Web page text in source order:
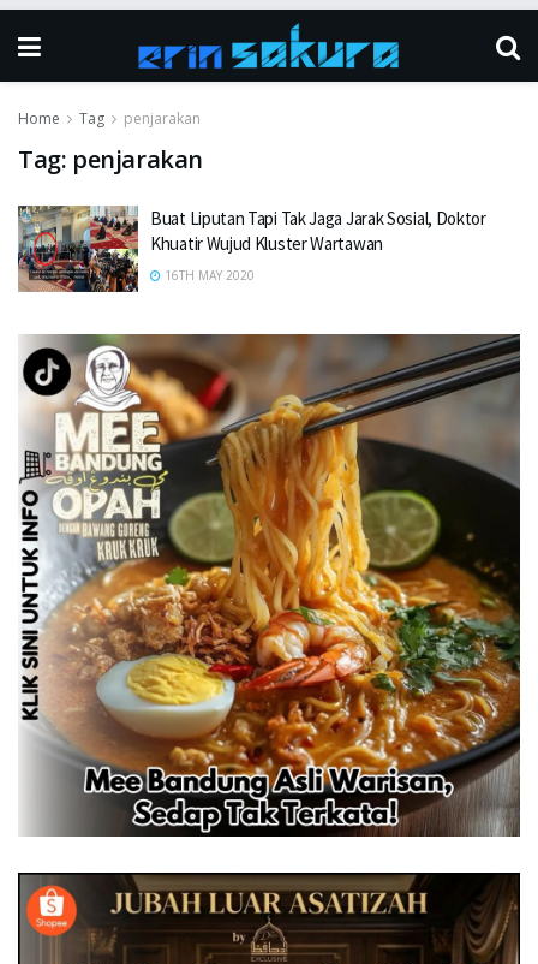
Home Tag penjarakan
Tag: penjarakan
Buat Liputan Tapi Tak Jaga Jarak Sosial, Doktor
Khuatir Wujud Kluster Wartawan
16TH MAY 2020